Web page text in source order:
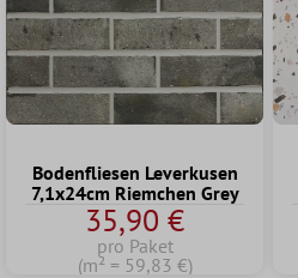
Bodenfliesen Leverkusen
7,1x24cm Riemchen Grey
35,90 €
pro Paket
(m² = 59,83 €)